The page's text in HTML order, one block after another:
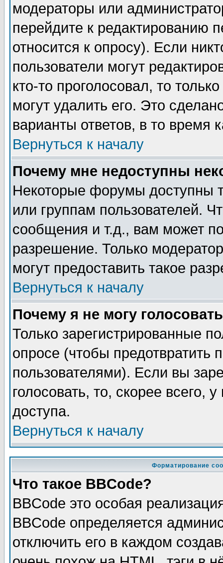
модераторы или
перейдите к редактированию
относится к опросу). Если
пользователи могут
кто-то проголосовал, то
могут удалить его. Это
варианты ответов, в то время
Вернуться к началу
Почему мне недоступны
Некоторые форумы доступны
или группам пользователей.
сообщения и т.д., вам может
разрешение. Только
могут предоставить такое
Вернуться к началу
Почему я не могу
Только зарегистрированные
опросе (чтобы предотвратить
пользователями). Если вы
голосовать, то, скорее всего,
доступа.
Вернуться к началу
Форматирование
Что такое BBCode?
BBCode это особая
BBCode определяется
отключить его в каждом